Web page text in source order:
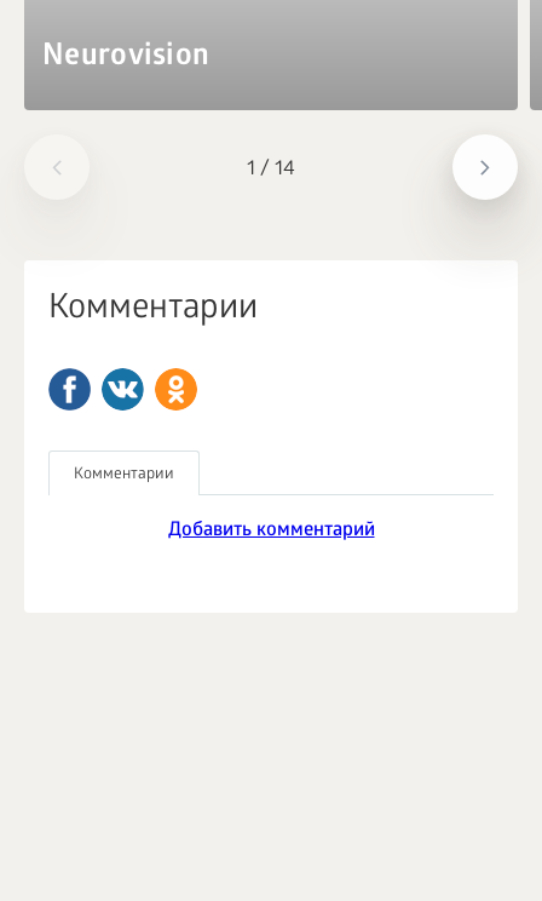
1 / 14
Neurovision
Комментарии
Комментарии
Добавить комментарий